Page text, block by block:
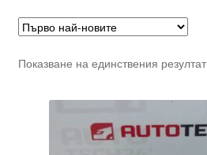
Показване на единствения резултат